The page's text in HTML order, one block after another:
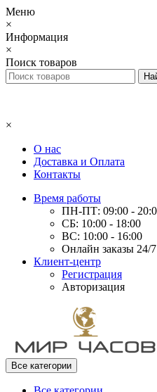
Меню
×
Информация
×
Поиск товаров
×
О нас
Доставка и Оплата
Контакты
Время работы
ПН-ПТ: 09:00 -
СБ: 10:00 - 18:00
ВС: 10:00 - 16:00
Онлайн заказы 24/7
Клиент-центр
Регистрация
Авторизация
Все категории